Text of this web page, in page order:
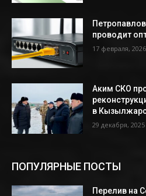
проводит
17 февраля, 2026
Аким СКО
в
29 декабря, 2025
ПОПУЛЯРНЫЕ ПОСТЫ
Перелив на